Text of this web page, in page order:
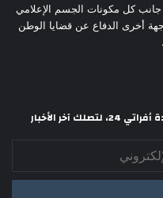
كل مكونات الجسم الإعلامي
أخرى الدفاع عن قضايا الوطن
آخر الأخبار